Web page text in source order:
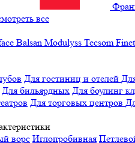
все
Balsan Modulyss Tecsom
Для гостиниц и отелей
Для бильярдных Для боулинг
Для торговых центров
ворс Иглопробивная